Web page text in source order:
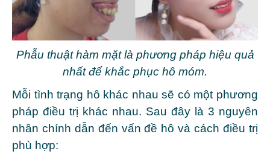
Phẫu thuật hàm mặt là phương pháp hiệu quả
nhất để khắc phục hô móm.
Mỗi tình trạng hô khác nhau sẽ có một phương
pháp điều trị khác nhau. Sau đây là 3 nguyên
nhân chính dẫn đến vấn đề hô và cách điều trị
phù hợp: